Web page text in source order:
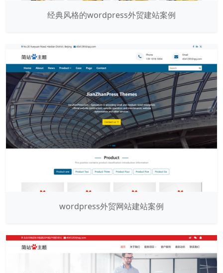
经典风格的wordpress外贸建站案例
wordpress外贸网站建站案例